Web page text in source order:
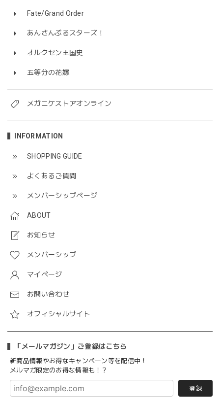
Fate/Grand Order
あんさんぶるスターズ！
オルクセン王国史
五等分の花嫁
メガニケストアオンライン
INFORMATION
SHOPPING GUIDE
よくあるご質問
メンバーシップページ
ABOUT
お知らせ
メンバーシップ
マイページ
お問い合わせ
オフィシャルサイト
「メールマガジン」ご登録はこちら
新商品情報やお得なキャンペーン等を配信中！
メルマガ限定のお得な情報も！？
登録